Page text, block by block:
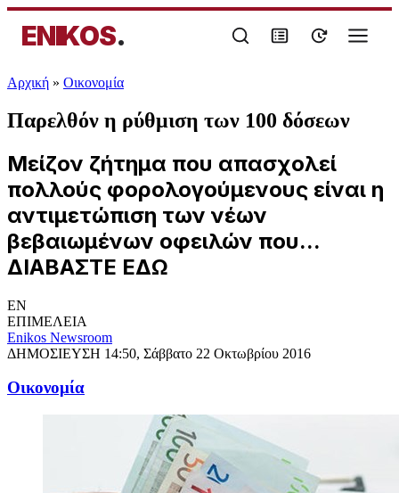
ENIKOS.
Αρχική » Oικονομία
Παρελθόν η ρύθμιση των 100 δόσεων
Μείζον ζήτημα που απασχολεί
πολλούς φορολογούμενους είναι η
αντιμετώπιση των νέων
βεβαιωμένων οφειλών που...
ΔΙΑΒΑΣΤΕ ΕΔΩ
EN
ΕΠΙΜΕΛΕΙΑ
Enikos Newsroom
ΔΗΜΟΣΙΕΥΣΗ 14:50, Σάββατο 22 Οκτωβρίου 2016
Oικονομία